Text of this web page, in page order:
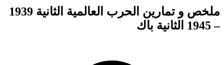
ملخص و تمارين الحرب العالمية الثانية 1939
– 1945 الثانية باك